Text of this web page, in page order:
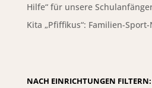
Hilfe“ für unsere
Kita „Pfiffikus“: Familien-
NACH EINRICHTUNGEN FILTERN: